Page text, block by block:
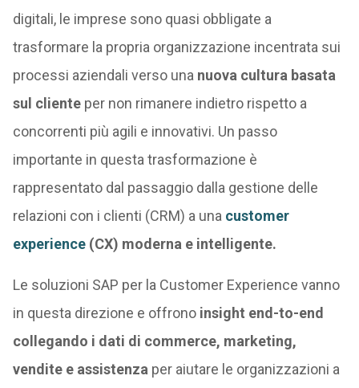
digitali, le imprese sono quasi obbligate a
trasformare la propria organizzazione incentrata sui
processi aziendali verso una nuova cultura basata
sul clienteper non rimanere indietro rispetto a
concorrenti più agili e innovativi. Un passo
importante in questa trasformazione è
rappresentato dal passaggio dalla gestione delle
relazioni con i clienti (CRM) a una customer
experience(CX) moderna e intelligente.
Le soluzioni SAP per la Customer Experience vanno
in questa direzione e offronoinsight end-to-end
collegando i dati di commerce, marketing,
vendite e assistenza per aiutare le organizzazioni a